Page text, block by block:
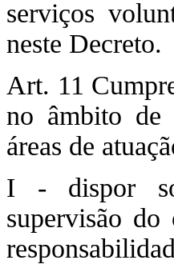
serviços
neste Decreto.
Art. 11
no âmbito de
áreas de
I - dispor
supervisão do